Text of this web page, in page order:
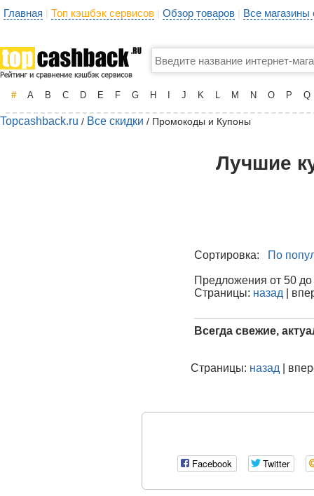
Главная | Топ кэшбэк сервисов | Обзор товаров | Все
# A B C D E F G H J K L M N O P Q
Topcashback.ru / Все скидки / Промокоды и Купоны
Лучшие
Сортировка: По
Предложения от 50 до
Страницы: назад |
Всегда свежие,
Страницы: назад |
Facebook Twitter